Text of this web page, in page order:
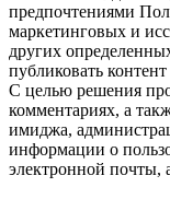
предпочтениями
маркетинговых и
других
публиковать
С целью решения
комментариях, а
имиджа,
информации о
электронной почты,